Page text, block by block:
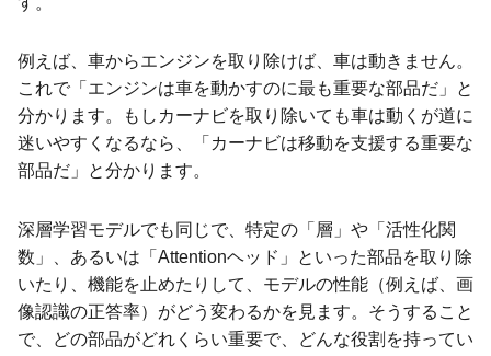
例えば、車からエンジンを取り除けば、車は動きません。
これで「エンジンは車を動かすのに最も重要な部品だ」と
分かります。もしカーナビを取り除いても車は動くが道に
迷いやすくなるなら、「カーナビは移動を支援する重要な
部品だ」と分かります。
深層学習モデルでも同じで、特定の「層」や「活性化関
数」、あるいは「Attentionヘッド」といった部品を取り除
いたり、機能を止めたりして、モデルの性能（例えば、画
像認識の正答率）がどう変わるかを見ます。そうすること
で、どの部品がどれくらい重要で、どんな役割を持ってい